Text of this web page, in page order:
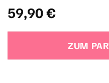
59,90€
ZUM